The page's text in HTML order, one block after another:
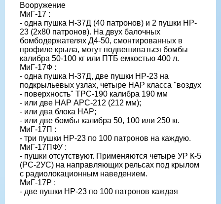
Вооружение
МиГ-17 :
- одна пушка Н-37Д (40 патронов) и 2 пушки HP-
23 (2х80 патронов). На двух балочных
бомбодержателях Д4-50, смонтированных в
профиле крыла, могут подвешиваться бомбы
калибра 50-100 кг или ПТБ емкостью 400 л.
МиГ-17Ф :
- одна пушка Н-37Д, две пушки HP-23 на
подкрыльевых узлах, четыре НАР класса "воздух
- поверхность" ТРС-190 калибра 190 мм
- или две НАР АРС-212 (212 мм);
- или два блока НАР;
- или две бомбы калибра 50, 100 или 250 кг.
МиГ-17П :
- три пушки HP-23 по 100 патронов на каждую.
МиГ-17ПФУ :
- пушки отсутствуют. Применяются четыре УР К-5
(РС-2УС) на направляющих рельсах под крылом
с радиолокационным наведением.
МиГ-17Р :
- две пушки HP-23 по 100 патронов каждая